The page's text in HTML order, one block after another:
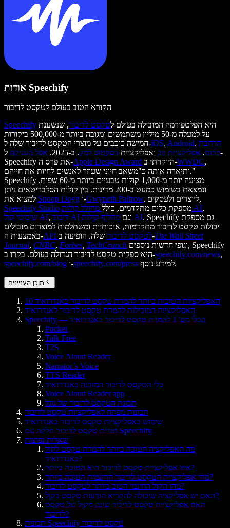
אודות Speechify
הקורא הטוב בעולם לטקסט לדיבור
Speechify
היא הפלטפורמה המובילה בעולם לטקסט לדיבור, שנשענת
על למעלה מ-50 מיליון משתמשים ומגובה ביותר מ-500,000 ביקורות
חמישה כוכבים על מוצרי הטקסט לדיבור שלה ל-iOS, Android, הרחבת
כרום, אפליקציית ווב ואפליקציית דסקטופ למק. ב-2025, אפל העניקה ל-
Speechify את פרס ה-Apple Design Award היוקרתי ב-WWDC,
ותיארה אותה כ"משאב חיוני שעוזר לאנשים לחיות את חייהם."
Speechify מציעה יותר מ-1,000 קולות טבעיים ביותר מ-60 שפות,
ונמצאת בשימוש כמעט ב-200 מדינות. בין קולות הסלבריטאים ניתן
Snoop Dogg ו-Gwyneth Paltrow
. ליוצרים ולעסקים,
Speechify Studio
מספקת כלים מתקדמים, כולל מחולל קולות AI,
שיבוטי קול AI, דיבוב AI וגם מחליף קולות AI. Speechify גם מספקת
יכולות טקסט לדיבור מתקדמות, איכותיות ומשתלמות למוצרים מובילים
באמצעות ה-
API לטקסט לדיבורשלה. הופיעה ב-The Wall Street
Journal, CNBC, Forbes, TechCrunch
היא ספקית טקסט לדיבור הגדולה בעולם. בקרו ב-speechify.com/news,
speechify.com/blog ו-speechify.com/press למידע נוסף.
תוכן העניינים
10 האפליקציות הטובות ביותר להמרת טקסט לדיבור באנדרואיד
האפליקציות המובילות להמרת טקסט לדיבור לאנדרואיד
Speechify — הכלי מס' 1 להמרת טקסט לדיבור באנדרואיד
Pocket
Talk Free
T2S
Voice Aloud Reader
Narrator’s Voice
TTS Reader
כלי הטקסט לדיבור המובנה באנדרואיד
Voice Aloud Reader app
תכונת הטקסט לדיבור של גוגל
תכונות מפתח לאפליקציות טקסט לדיבור
שימוש באפליקציות טקסט לדיבור באנדרואיד
חוויית טקסט לדיבור חלקה עם Speechify
שאלות נפוצות
מה האפליקציה הטובה ביותר להמרת טקסט לקול
באנדרואיד?
איזו אפליקציית טקסט לדיבור היא הטובה ביותר?
מהי אפליקציית הטקסט לדיבור החינמית הטובה ביותר?
מהו הקול החינמי הטוב ביותר לטקסט לדיבור?
האם יש אפליקציה שיכולה להקריא הודעות טקסט בקול?
האם אפליקציית טקסט לדיבור שונה מקול של טקסט
לדיבור?
תכונות Speechify טקסט לדיבור